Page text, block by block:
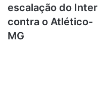
escalação do Inter
contra o Atlético-
MG